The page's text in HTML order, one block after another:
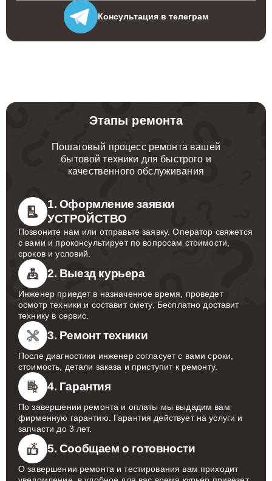
Консультация в телеграм
Этапы ремонта
Пошаговый процесс ремонта вашей
бытовой техники для быстрого и
качественного обслуживания
1. Оформление заявки
УСТРОЙСТВО
Позвоните нам или отправьте заявку. Оператор свяжется
с вами и проконсультирует по вопросам стоимости,
сроков и условий.
2. Выезд курьера
Инженер приедет в назначенное время, проведет
осмотр техники и составит смету. Бесплатно доставит
технику в сервис.
3. Ремонт техники
После диагностики инженер согласует с вами сроки,
стоимость, детали заказа и приступит к ремонту.
4. Гарантия
По завершении ремонта и оплаты мы выдадим вам
фирменную гарантию. Гарантия действует на услуги и
запчасти до 3 лет.
5. Сообщаем о готовности
О завершении ремонта и тестирования вам приходит